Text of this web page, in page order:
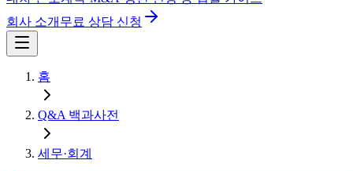
회사 소개 무료 상담 신청
홈
Q&A 백과사전
세무·회계